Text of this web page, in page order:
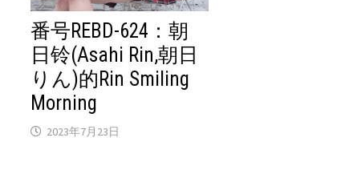
番号REBD-624：朝
日铃(Asahi Rin,朝日
りん)的Rin Smiling
Morning
2023年7月23日